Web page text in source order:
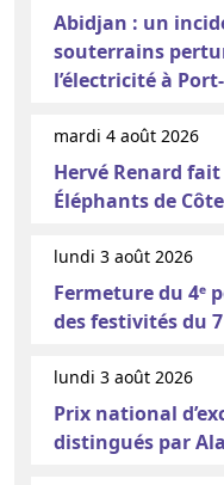
Abidjan : un
souterrains
l’électricité à
mardi 4 août 2026
Hervé Renard
Éléphants de
lundi 3 août 2026
Fermeture du 4ᵉ
des festivités du
lundi 3 août 2026
Prix national
distingués par